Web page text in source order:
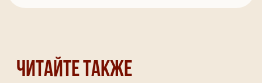
Читайте также